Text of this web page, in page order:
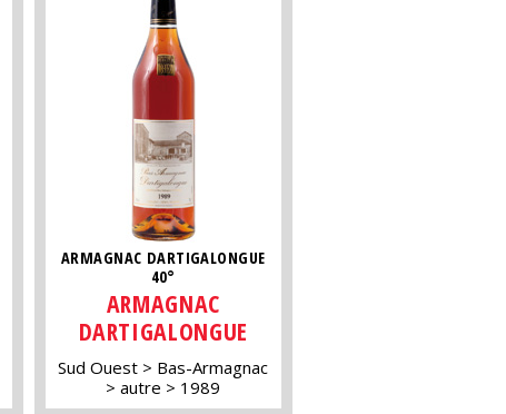
ARMAGNAC DARTIGALONGUE
40°
ARMAGNAC
DARTIGALONGUE
Sud Ouest
Bas-Armagnac
autre
1989